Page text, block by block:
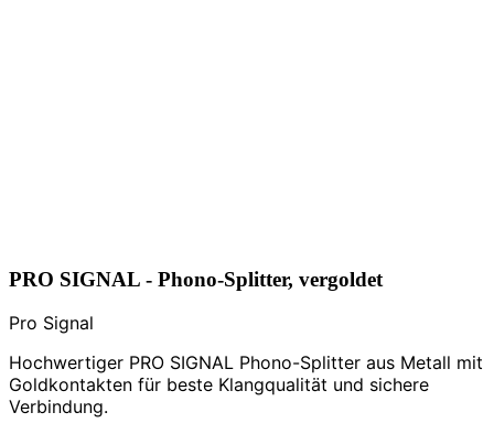
PRO SIGNAL - Phono-Splitter, vergoldet
Pro Signal
Hochwertiger PRO SIGNAL Phono-Splitter aus Metall mit
Goldkontakten für beste Klangqualität und sichere
Verbindung.